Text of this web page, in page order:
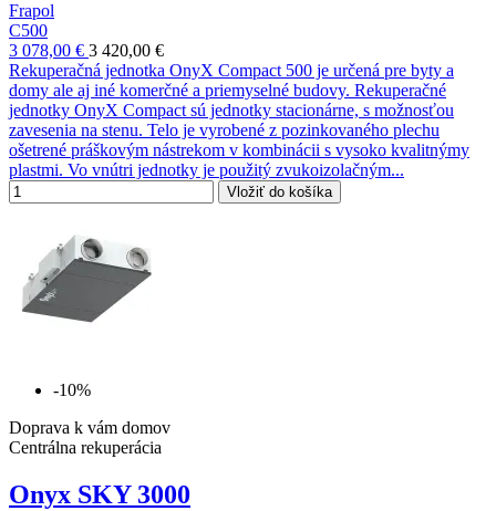
Frapol
C500
3 078,00 € 3 420,00 €
Rekuperačná jednotka OnyX Compact 500 je určená pre byty a
domy ale aj iné komerčné a priemyselné budovy. Rekuperačné
jednotky OnyX Compact sú jednotky stacionárne, s možnosťou
zavesenia na stenu. Telo je vyrobené z pozinkovaného plechu
ošetrené práškovým nástrekom v kombinácii s vysoko kvalitnýmy
plastmi. Vo vnútri jednotky je použitý zvukoizolačným...
Vložiť do košíka
-10%
Doprava k vám domov
Centrálna rekuperácia
Onyx SKY 3000